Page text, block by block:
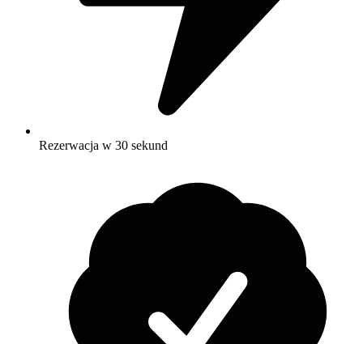
Rezerwacja w 30 sekund